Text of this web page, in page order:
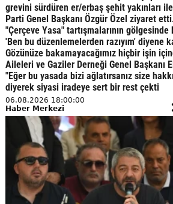
grevini sürdüren er/erbaş şehit yakınları
Parti Genel Başkanı Özgür Özel ziyaret
"Çerçeve Yasa" tartışmalarının
'Ben bu düzenlemelerden razıyım' diyene
Gözünüze bakamayacağımız hiçbir işin
Aileleri ve Gaziler Derneği Genel Başkanı
"Eğer bu yasada bizi ağlatırsanız size
diyerek siyasi iradeye sert bir rest çekti
06.08.2026 18:00:00
Haber Merkezi